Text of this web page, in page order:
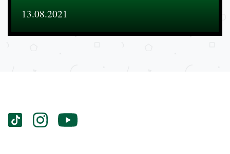
13.08.2021
Services
Social-
vigozone.de
vigozone.devigozone.de